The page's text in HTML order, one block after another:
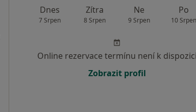
Dnes
7 Srpen
Zítra
8 Srpen
Ne
9 Srpen
Po
10
Online rezervace termínu není k
Zobrazit profil